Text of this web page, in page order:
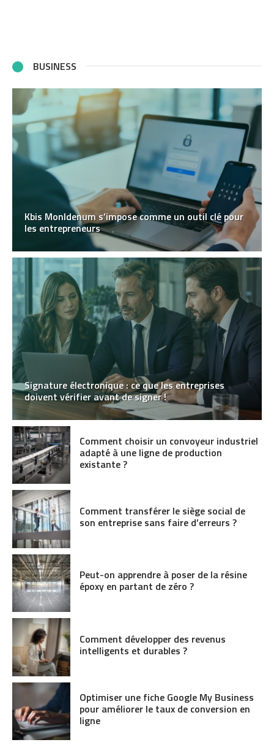
BUSINESS
Kbis MonIdenum s’impose comme un outil clé pour
les entrepreneurs
Signature électronique : ce que les entreprises
doivent vérifier avant de signer !
Comment choisir un convoyeur industriel
adapté à une ligne de production
existante ?
Comment transférer le siège social de
son entreprise sans faire d’erreurs ?
Peut-on apprendre à poser de la résine
époxy en partant de zéro ?
Comment développer des revenus
intelligents et durables ?
Optimiser une fiche Google My Business
pour améliorer le taux de conversion en
ligne